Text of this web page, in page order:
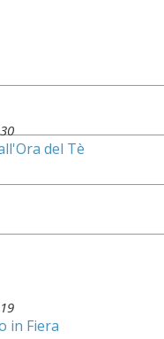
del Tè
in Fiera